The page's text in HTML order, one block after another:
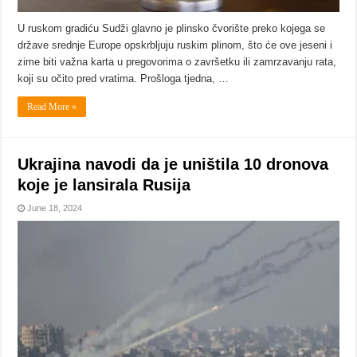
U ruskom gradiću Sudži glavno je plinsko čvorište preko kojega se
države srednje Europe opskrbljuju ruskim plinom, što će ove jeseni i
zime biti važna karta u pregovorima o završetku ili zamrzavanju rata,
koji su očito pred vratima. Prošloga tjedna, …
Read More »
Ukrajina navodi da je uništila 10 dronova
koje je lansirala Rusija
June 18, 2024